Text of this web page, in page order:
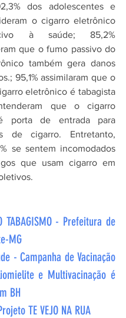
dos adolescentes e
o cigarro eletrônico
à saúde; 85,2%
que o fumo passivo do
também gera danos
95,1% assimilaram que o
eletrônico é tabagista
que o cigarro
porta de entrada para
de cigarro. Entretanto,
se sentem incomodados
que usam cigarro em
TABAGISMO - Prefeitura de
MG
- Campanha de Vacinação
e Multivacinação é
BH
TE VEJO NA RUA